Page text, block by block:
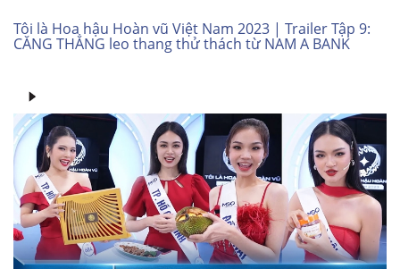
Tôi là Hoa hậu Hoàn vũ Việt Nam 2023 | Trailer Tập 9:
CĂNG THẲNG leo thang thử thách từ NAM A BANK